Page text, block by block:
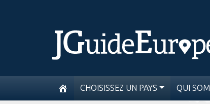
CHOISISSEZ UN PAYS QUI